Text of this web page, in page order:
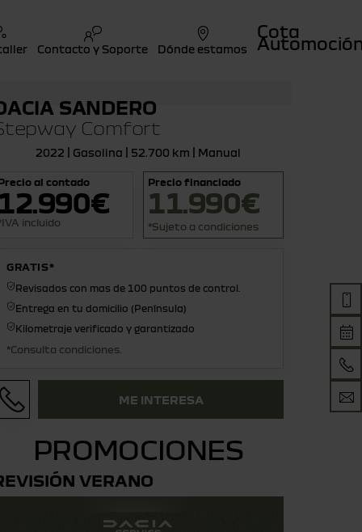
Contacto y Soporte Dónde estamos
Cota
SANDERO
Comfort
2022 | Gasolina | 52.700 km | Manual
al contado
12.990€
incluido
Precio financiado
11.990€
*Sujeto a condiciones
GRATIS*
Revisados con mas de 100 puntos de control.
Entrega en tu domicilio (Península)
Kilometraje verificado y garantizado
*Consulta condiciones.
ME INTERESA
PROMOCIONES
VERANO